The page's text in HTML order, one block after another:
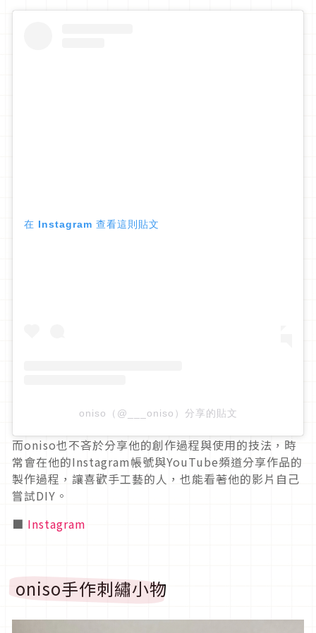
在 Instagram 查看這則貼文
oniso（@___oniso）分享的貼文
而oniso也不吝於分享他的創作過程與使用的技法，時
常會在他的Instagram帳號與YouTube頻道分享作品的
製作過程，讓喜歡手工藝的人，也能看著他的影片自己
嘗試DIY。
■ Instagram
oniso手作刺繡小物